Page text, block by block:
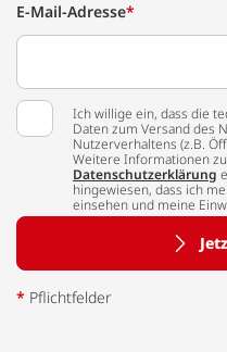
E-Mail-Adresse*
Ich willige ein, dass die
Daten zum Versand des
Nutzerverhaltens (z.B.
Weitere Informationen
Datenschutzerklärung
hingewiesen, dass ich
einsehen und meine
* Pflichtfelder